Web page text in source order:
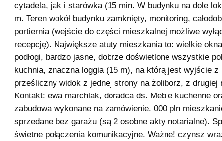
cytadela, jak i starówka (15 min. W budynku na dole
m. Teren wokół budynku zamknięty, monitoring,
portiernia (wejście do części mieszkalnej możliwe
recepcję). Największe atuty mieszkania to: wielkie
podłogi, bardzo jasne, dobrze doświetlone wszystkie
kuchnia, znaczna loggia (15 m), na którą jest wyjście z
prześliczny widok z jednej strony na żoliborz, z drugiej
Kontakt: ewa marchlak, doradca ds. Meble kuchenne
zabudowa wykonane na zamówienie. 000 pln
sprzedane bez garażu (są 2 osobne akty notarialne).
świetne połączenia komunikacyjne. Ważne! czynsz